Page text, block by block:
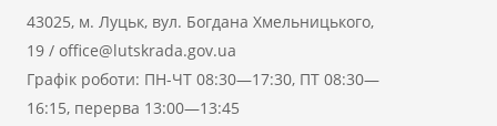
43025, м. Луцьк, вул. Богдана Хмельницького,
19 / office@lutskrada.gov.ua
Графік роботи: ПН-ЧТ 08:30—17:30, ПТ 08:30—
16:15, перерва 13:00—13:45